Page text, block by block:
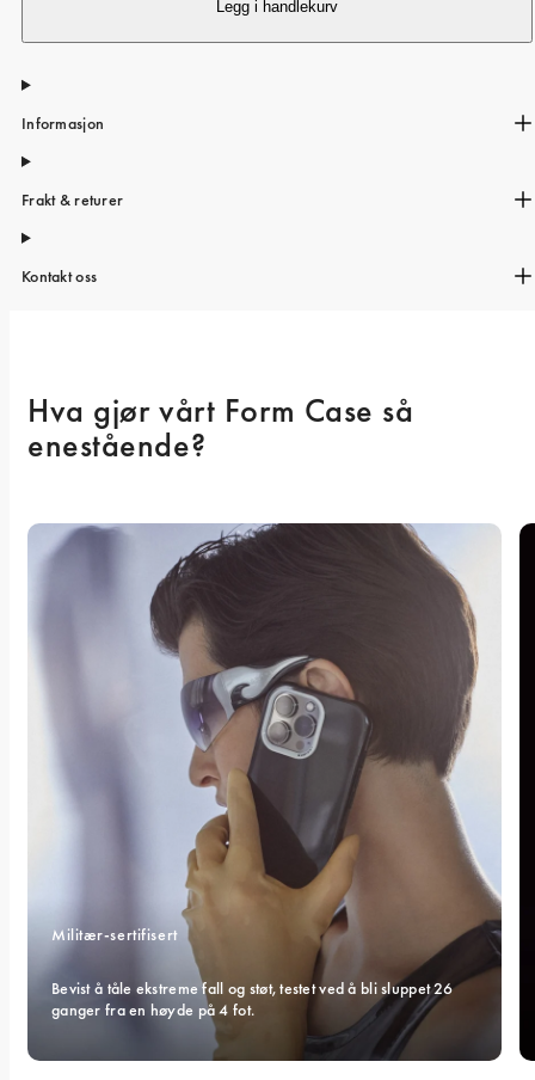
iPhone 15
iPhone 14 Pro
iPhone 14
Legg i handlekurv
Informasjon
Frakt & returer
Kontakt oss
Hva gjør vårt Form Case så
enestående?
Militær-sertifisert
Bevist å tåle ekstreme fall og støt, testet ved å bli sluppet 26
ganger fra en høyde på 4 fot.